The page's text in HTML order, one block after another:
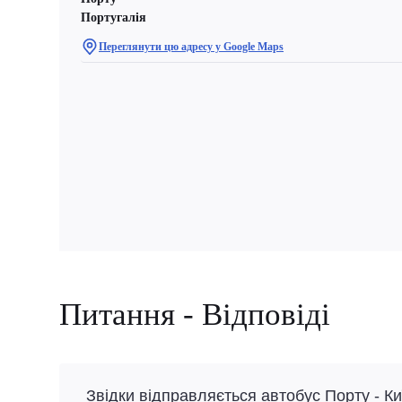
Португалія
Переглянути цю адресу у Google Maps
Питання - Відповіді
Звідки відправляється автобус Порту -